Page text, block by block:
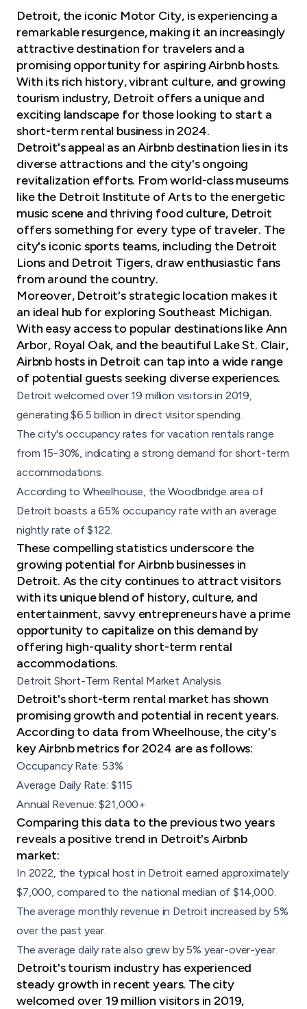
Detroit, the iconic Motor City, is experiencing a
remarkable resurgence, making it an increasingly
attractive destination for travelers and a
promising opportunity for aspiring Airbnb hosts.
With its rich history, vibrant culture, and growing
tourism industry, Detroit offers a unique and
exciting landscape for those looking to start a
short-term rental business in 2024.
Detroit's appeal as an Airbnb destination lies in its
diverse attractions and the city's ongoing
revitalization efforts. From world-class museums
like the Detroit Institute of Arts to the energetic
music scene and thriving food culture, Detroit
offers something for every type of traveler. The
city's iconic sports teams, including the Detroit
Lions and Detroit Tigers, draw enthusiastic fans
from around the country.
Moreover, Detroit's strategic location makes it
an ideal hub for exploring Southeast Michigan.
With easy access to popular destinations likeAnn
Arbor, Royal Oak, and the beautiful Lake St. Clair,
Airbnb hosts in Detroit can tap into a wide range
of potential guests seeking diverse experiences.
Detroit welcomed over 19 million visitors in 2019,
generating $6.5 billion in direct visitor spending.
The city's occupancy rates for vacation rentals range
from 15-30%, indicating a strong demand for short-term
accommodations.
According to Wheelhouse, the Woodbridge area of
Detroit boasts a 65% occupancy rate with an average
nightly rate of $122.
These compelling statistics underscore the
growing potential for Airbnb businesses in
Detroit. As the city continues to attract visitors
with its unique blend of history, culture, and
entertainment, savvy entrepreneurs have a prime
opportunity to capitalize on this demand by
offering high-quality short-term rental
accommodations.
Detroit Short-Term Rental Market Analysis
Detroit's short-term rental market has shown
promising growth and potential in recent years.
According to data from Wheelhouse, the city's
key Airbnb metrics for 2024 are as follows:
Occupancy Rate: 53%
Average Daily Rate: $115
Annual Revenue: $21,000+
Comparing this data to the previous two years
reveals a positive trend in Detroit's Airbnb
market:
In 2022, the typical host in Detroit earned approximately
$7,000, compared to the national median of $14,000.
The average monthly revenue in Detroit increased by 5%
over the past year.
The average daily rate also grew by 5% year-over-year.
Detroit's tourism industry has experienced
steady growth in recent years. The city
welcomed over 19 million visitors in 2019,